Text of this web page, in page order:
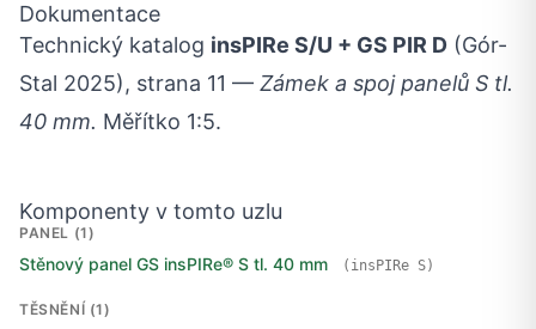
Dokumentace
Technický katalog insPIRe S/U + GS PIR D (Gór-
Stal 2025), strana 11 — Zámek a spoj panelů S tl.
40 mm. Měřítko 1:5.
Komponenty v tomto uzlu
PANEL (1)
Stěnový panel GS insPIRe® S tl. 40 mm (insPIRe S)
TĚSNĚNÍ (1)